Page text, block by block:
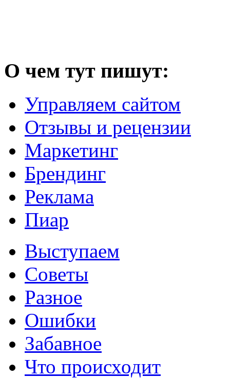
О чем тут пишут:
Управляем сайтом
Отзывы и рецензии
Маркетинг
Брендинг
Реклама
Пиар
Выступаем
Советы
Разное
Ошибки
Забавное
Что происходит